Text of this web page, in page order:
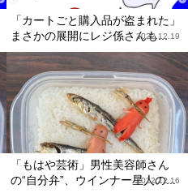
「カートごと購入品が盗まれた」
まさかの展開にレジ係さんも...
2022.12.19
「もはや芸術」男性美容師さん
の“自分弁”、ウインナー星人の...
2022.12.16